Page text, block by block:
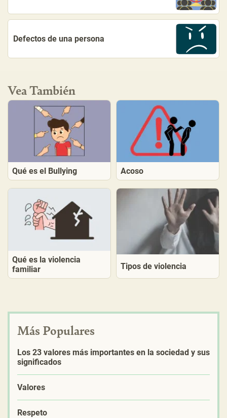
Defectos de una persona
Vea También
Qué es el Bullying Acoso
Qué es la violencia
familiar
Tipos de violencia
Más Populares
Los 23 valores más importantes en la sociedad y sus
significados
Valores
Respeto